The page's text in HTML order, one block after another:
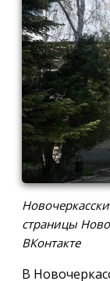
страницы
ВКонтакте
В